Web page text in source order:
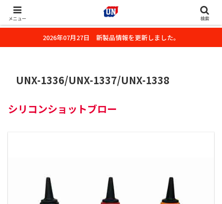
株式会社ユーエヌのオフィシャルホームページです。デジタルカメラ・カメ
ラ・水中撮影用の撮影アクセサリーのご紹介をいたします。
2026年07月27日 新製品情報を更新しました。
UNX-1336/UNX-1337/UNX-1338
シリコンショットブロー
メニュー 検索